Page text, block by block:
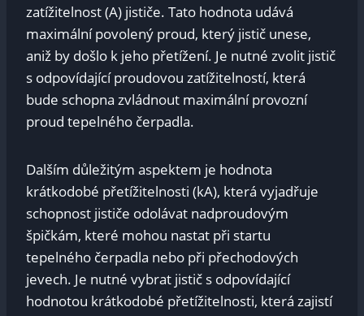
zatížitelnost (A) jističe. Tato hodnota udává​
maximální povolený proud, který jistič⁢ unese,
aniž ⁣by došlo k jeho ⁣přetížení. Je​ nutné zvolit ⁤jistič⁢
s ‌odpovídající proudovou zatížitelností, která
bude schopna zvládnout maximální provozní‌
proud⁢ tepelného čerpadla.
Dalším ‍důležitým aspektem je hodnota
‍krátkodobé přetížitelnosti ‌(kA), která vyjadřuje‌
schopnost jističe odolávat nadproudovým ​
špičkám, ​které mohou‌ nastat při‍ startu
⁣tepelného ​čerpadla⁣ nebo při přechodových
jevech.⁤ Je⁣ nutné‌ vybrat ⁢jistič ⁤s odpovídající
hodnotou krátkodobé přetížitelnosti, která zajistí